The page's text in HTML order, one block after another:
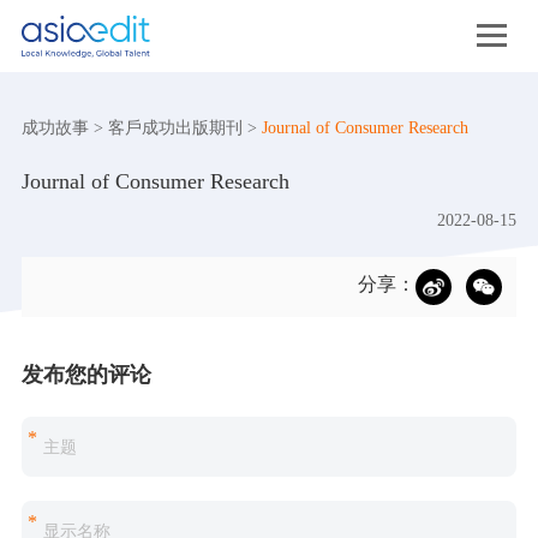
成功故事> 客戶成功出版期刊 > Journal of Consumer Research
Journal of Consumer Research
2022-08-15
分享：
发布您的评论
*
*